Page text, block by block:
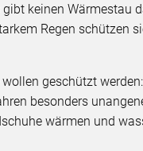
keinen Wärmestau
Regen schützen
geschützt
besonders
wärmen und